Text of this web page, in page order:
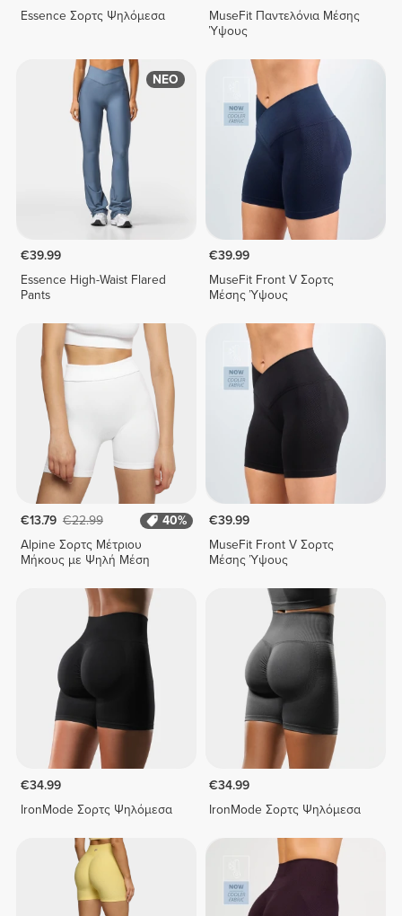
Essence Σορτς Ψηλόμεσα
MuseFit Παντελόνια Μέσης
Ύψους
ΝΕΟ
€39.99
Essence High-Waist Flared
Pants
€39.99
MuseFit Front V Σορτς
Μέσης Ύψους
€13.79 €22.99
40%
Alpine Σορτς Μέτριου
Μήκους με Ψηλή Μέση
€39.99
MuseFit Front V Σορτς
Μέσης Ύψους
€34.99
IronMode Σορτς Ψηλόμεσα
€34.99
IronMode Σορτς Ψηλόμεσα